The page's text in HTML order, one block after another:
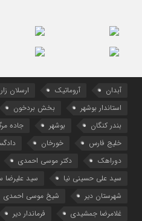
آبدان آروماتیک ارسلان
استاندار بوشهر
بخش بردخون
بندر کنگان
بوشهر جاده
خلیج فارس
خورخان
دوراهک
دکتر موسی احمدی
سید علی حسینی نیا
سید
شهرستان دیر
شیخ موسی احمدی
غلامرضا جمشیدی
فرماندار دیر